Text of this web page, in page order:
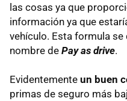
las cosas ya que
información ya que
vehículo. Esta formula se
nombre de Pay as drive.
Evidentemente un buen
primas de seguro más